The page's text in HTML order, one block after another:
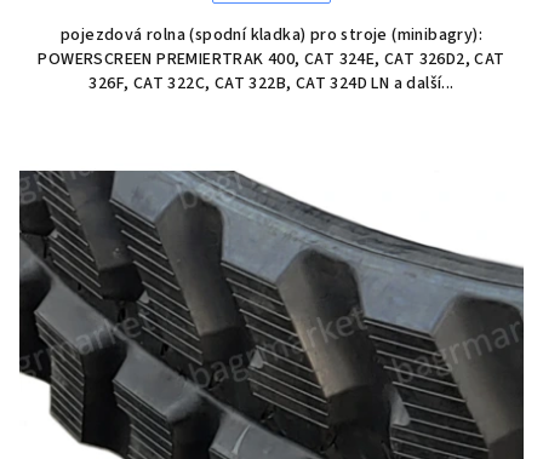
pojezdová rolna (spodní kladka) pro stroje (minibagry):
POWERSCREEN PREMIERTRAK 400, CAT 324E, CAT 326D2, CAT
326F, CAT 322C, CAT 322B, CAT 324D LN a další...